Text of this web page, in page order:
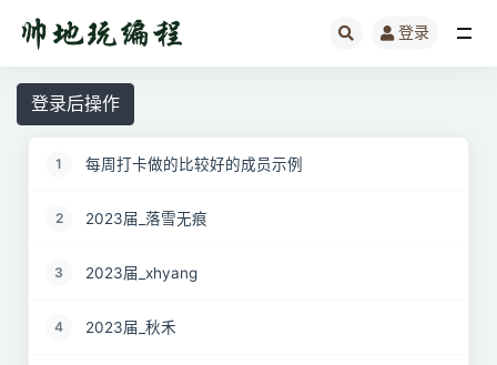
登录
登录后操作
1 每周打卡做的比较好的成员示例
2 2023届_落雪无痕
3 2023届_xhyang
4 2023届_秋禾